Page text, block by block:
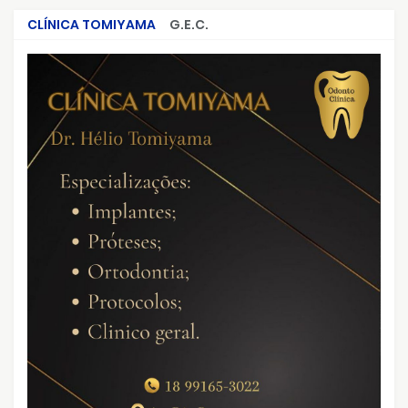
CLÍNICA TOMIYAMA
G.E.C.
CRIMES QUE ABALARAM O BRASIL